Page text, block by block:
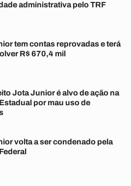
administrativa pelo TRF
tem contas reprovadas e terá
R$ 670,4 mil
Jota Junior é alvo de ação na
por mau uso de
volta a ser condenado pela